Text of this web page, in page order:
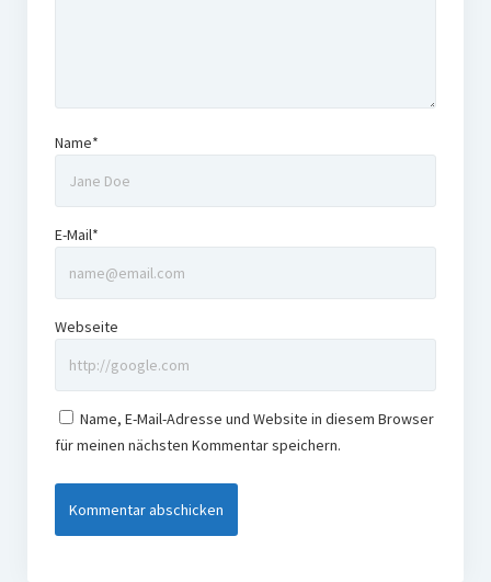
Name*
E-Mail*
Webseite
Name, E-Mail-Adresse und Website in diesem Browser
für meinen nächsten Kommentar speichern.